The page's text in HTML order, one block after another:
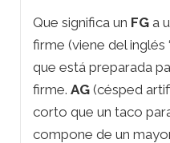
Que significa un FG a
firme (viene del inglés
que está preparada
firme. AG (césped
corto que un taco
compone de un